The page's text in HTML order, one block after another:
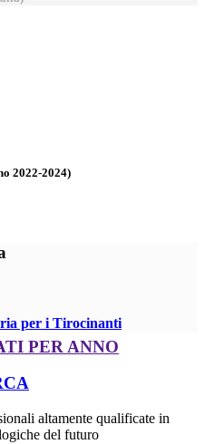
2022-2024)
per i Tirocinanti
PER ANNO
altamente qualificate in
del futuro